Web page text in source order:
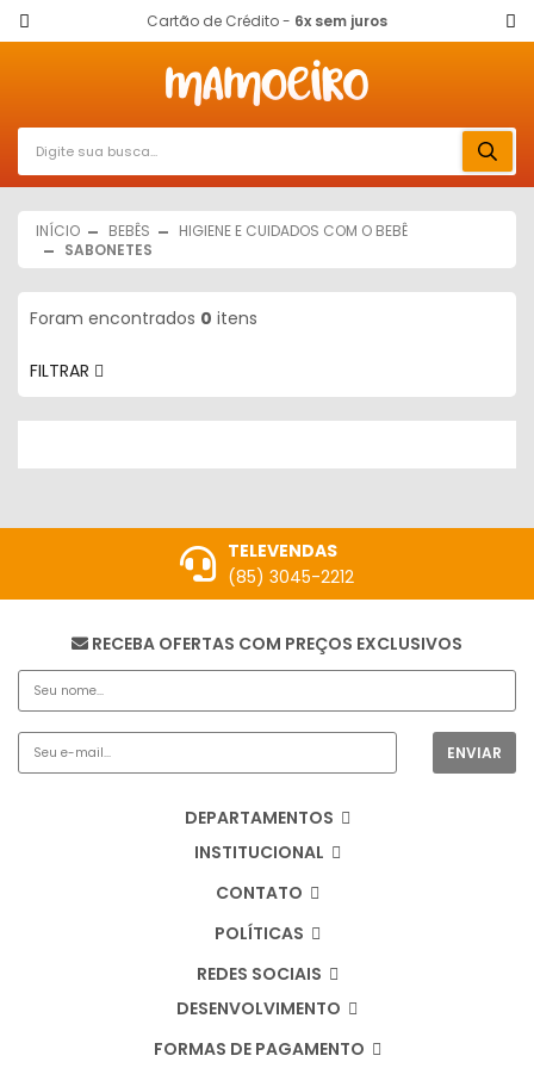
Cartão de Crédito - 6x sem juros
INÍCIO BEBÊS
HIGIENE E CUIDADOS COM O BEBÊ
SABONETES
Foram encontrados 0 itens
FILTRAR
TELEVENDAS
(85) 3045-2212
RECEBA OFERTAS COM PREÇOS EXCLUSIVOS
DEPARTAMENTOS
INSTITUCIONAL
CONTATO
POLÍTICAS
REDES SOCIAIS
DESENVOLVIMENTO
FORMAS DE PAGAMENTO